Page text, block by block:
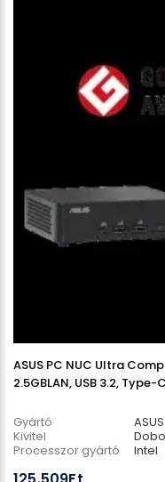
ASUS PC NUC Ultra
2.5GBLAN, USB 3.2, Type-
Gyártó
ASUS
Kivitel
Processzor gyártó
Intel